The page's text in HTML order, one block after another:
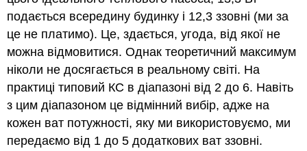
подається всередину будинку і 12,3 ззовні (ми за
це не платимо). Це, здається, угода, від якої не
можна відмовитися. Однак теоретичний максимум
ніколи не досягається в реальному світі. На
практиці типовий КС в діапазоні від 2 до 6. Навіть
з цим діапазоном це відмінний вибір, адже на
кожен ват потужності, яку ми використовуємо, ми
передаємо від 1 до 5 додаткових ват ззовні.